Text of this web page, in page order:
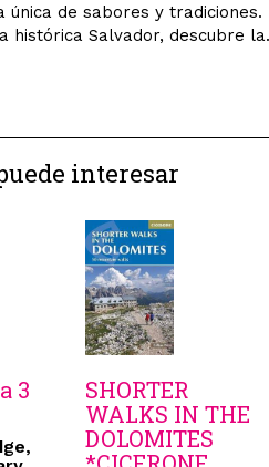
de sabores y tradiciones.
histórica Salvador, descubre
interesar
3
SHORTER
WALKS IN THE
DOLOMITES